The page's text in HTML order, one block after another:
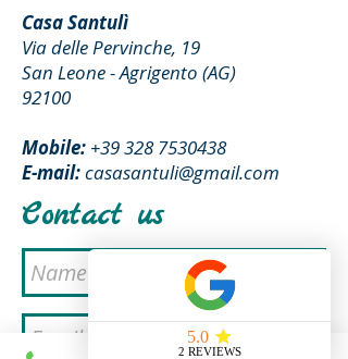
Casa Santulì
Via delle Pervinche, 19
San Leone - Agrigento (AG)
92100
Mobile: +39 328 7530438
E-mail:casasantuli@gmail.com
Contact us